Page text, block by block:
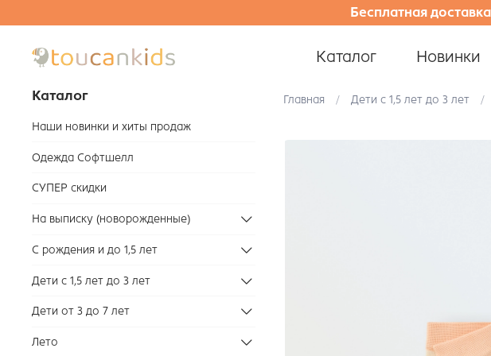
Бесплатная
Каталог Новинки
Главная Дети с 1,5 лет до 3 лет
Каталог
Наши новинки и хиты продаж
Одежда Софтшелл
СУПЕР скидки
На выписку (новорожденные)
С рождения и до 1,5 лет
Дети с 1,5 лет до 3 лет
Дети от 3 до 7 лет
Лето